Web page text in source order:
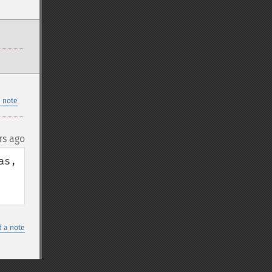
note
ago
a note